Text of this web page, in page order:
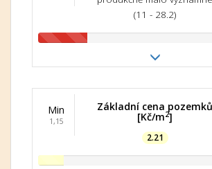
(11 - 28.2)
Min
1,15
Základní cena pozemků
[Kč/m2]
2.21